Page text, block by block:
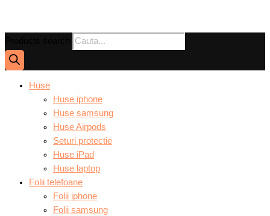
Huse
Huse iphone
Huse samsung
Huse Airpods
Seturi protectie
Huse iPad
Huse laptop
Folii telefoane
Folii iphone
Folii samsung